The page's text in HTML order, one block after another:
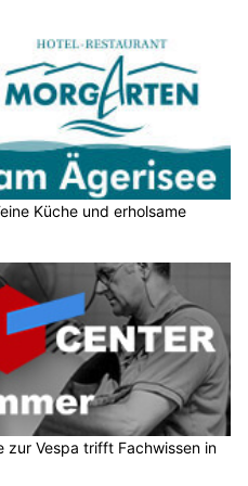
Küche und erholsame
zur Vespa trifft Fachwissen in